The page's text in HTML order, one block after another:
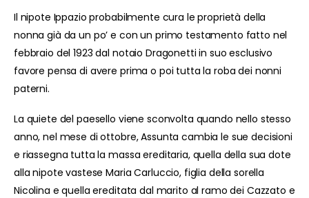
Il nipote Ippazio probabilmente cura le proprietà della
nonna già da un po’ e con un primo testamento fatto nel
febbraio del 1923 dal notaio Dragonetti in suo esclusivo
favore pensa di avere prima o poi tutta la roba dei nonni
paterni.
La quiete del paesello viene sconvolta quando nello stesso
anno, nel mese di ottobre, Assunta cambia le sue decisioni
e riassegna tutta la massa ereditaria, quella della sua dote
alla nipote vastese Maria Carluccio, figlia della sorella
Nicolina e quella ereditata dal marito al ramo dei Cazzato e